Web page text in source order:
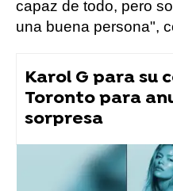
capaz de todo, pero
una buena persona",
Karol G para su
Toronto para
sorpresa
Bad Bunny